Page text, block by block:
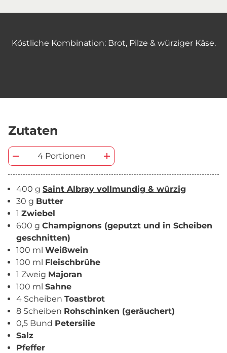
Köstliche Kombination: Brot, Pilze & würziger Käse.
Zutaten
4 Portionen
400 g Saint Albray vollmundig & würzig
30 g Butter
1 Zwiebel
600 g Champignons (geputzt und in Scheiben
geschnitten)
100 ml Weißwein
100 ml Fleischbrühe
1 Zweig Majoran
100 ml Sahne
4 Scheiben Toastbrot
8 Scheiben Rohschinken (geräuchert)
0,5 Bund Petersilie
Salz
Pfeffer